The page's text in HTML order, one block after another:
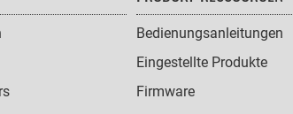
Bedienungsanleitungen
Eingestellte Produkte
Firmware